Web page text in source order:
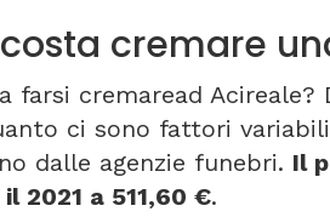
cremare
farsi cremaread
ci sono fattori
dalle agenzie funebri. Il
2021 a 511,60 €.